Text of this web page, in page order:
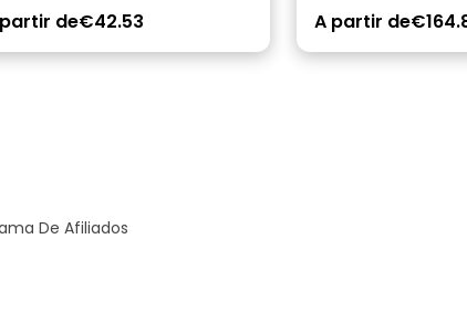
de€42.53 A partir de
De Afiliados